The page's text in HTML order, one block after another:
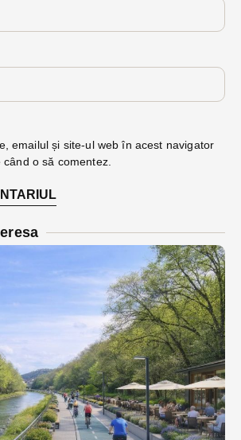
emailul și site-ul web în acest navigator
o să comentez.